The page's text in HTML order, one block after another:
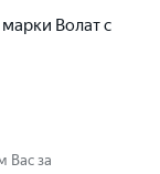
Волат с
Вас за